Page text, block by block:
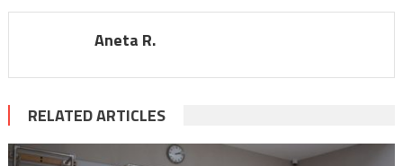
Aneta R.
RELATED ARTICLES